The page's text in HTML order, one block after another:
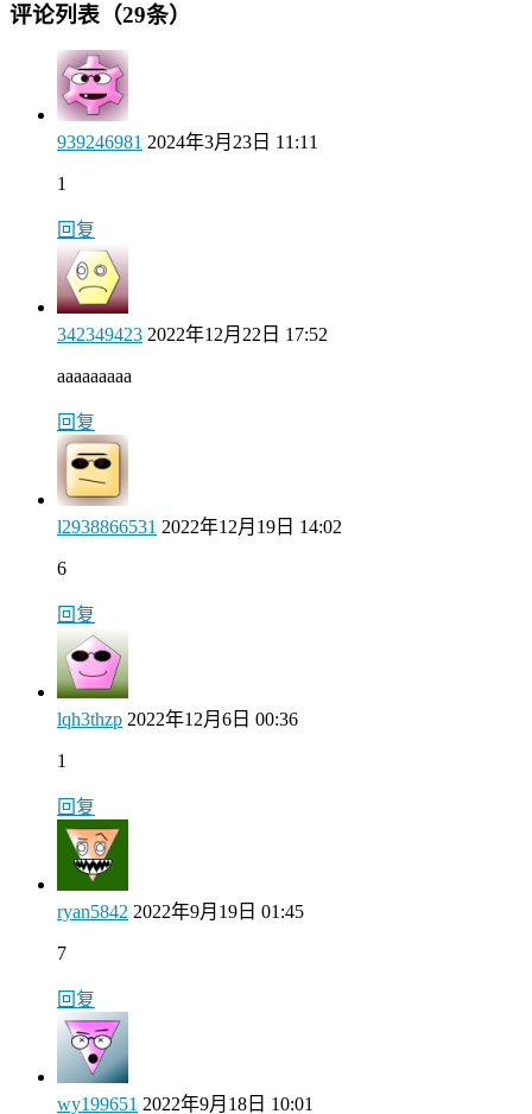
评论列表（29条）
939246981 2024年3月23日 11:11
1
回复
342349423 2022年12月22日 17:52
aaaaaaaaa
回复
l2938866531 2022年12月19日 14:02
6
回复
lqh3thzp 2022年12月6日 00:36
1
回复
ryan5842 2022年9月19日 01:45
7
回复
wy199651 2022年9月18日 10:01